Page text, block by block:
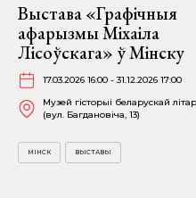
Выстава «Графічныя
афарызмы Міхаіла
Лісоўскага» ў Мінску
17.03.2026 16:00 - 31.12.2026 17:00
Музей гісторыі беларускай
(вул. Багдановіча, 13)
МІНСК ВЫСТАВЫ